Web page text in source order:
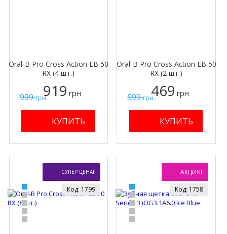
999грн.
Oral-B Pro Cross Action EB 50
RX (4 шт.)
919 грн 599грн.
Oral-B Pro Cross Action EB 50
RX (2 шт.)
469 грн
СУПЕР ЦЕНА!
Код: 1799
АКЦИЯ!
Код: 1758